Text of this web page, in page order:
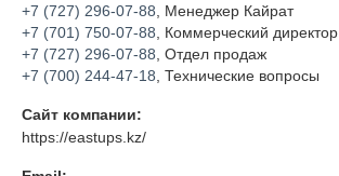
+7 (727) 296-07-88, Менеджер Кайрат
+7 (701) 750-07-88, Коммерческий директор
+7 (727) 296-07-88, Отдел продаж
+7 (700) 244-47-18, Технические вопросы
Сайт компании:
https://eastups.kz/